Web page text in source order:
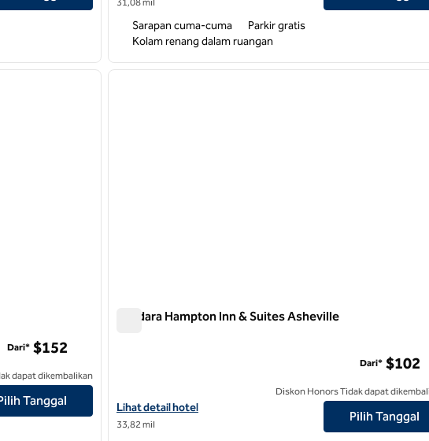
31,08 mil
Sarapan cuma-cuma
Parkir gratis
Kolam renang dalam ruangan
gambar berikutnya
Dari* $152
dapat dikembalikan
Tanggal
1 dari 12
Bandara Hampton Inn & Suites Asheville
Lihat detail hotel untuk Bandara Hampton Inn & Suites Asheville
Lihat detail hotel
33,82 mil
Dari* $102
Diskon Honors Tidak dapat
Pilih Tanggal